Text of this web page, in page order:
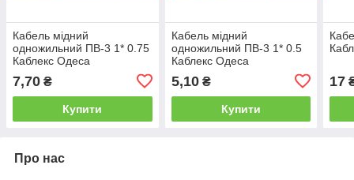
Кабель мідний
одножильний ПВ-3 1* 0.75
Каблекс Одеса
7,70 ₴
Купити
Кабель мідний
одножильний ПВ-3 1* 0.5
Каблекс Одеса
5,10₴
Купити
17
Про нас